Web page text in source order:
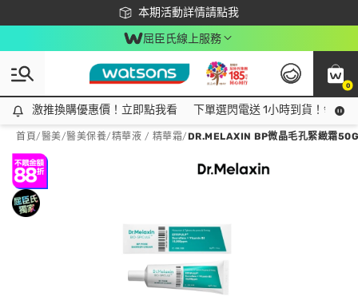
本期活動詳情請點我
下載app最高回饋$350
屈臣氏線上服務
0
激推換購優惠價！立即點我看
激推換購優惠價！立即點我看 下單選閃電送 1小時到貨！領神
首頁/醫美/醫美保養/精華液 / 精華霜/DR.MELAXIN BP微晶毛孔緊緻霜50G